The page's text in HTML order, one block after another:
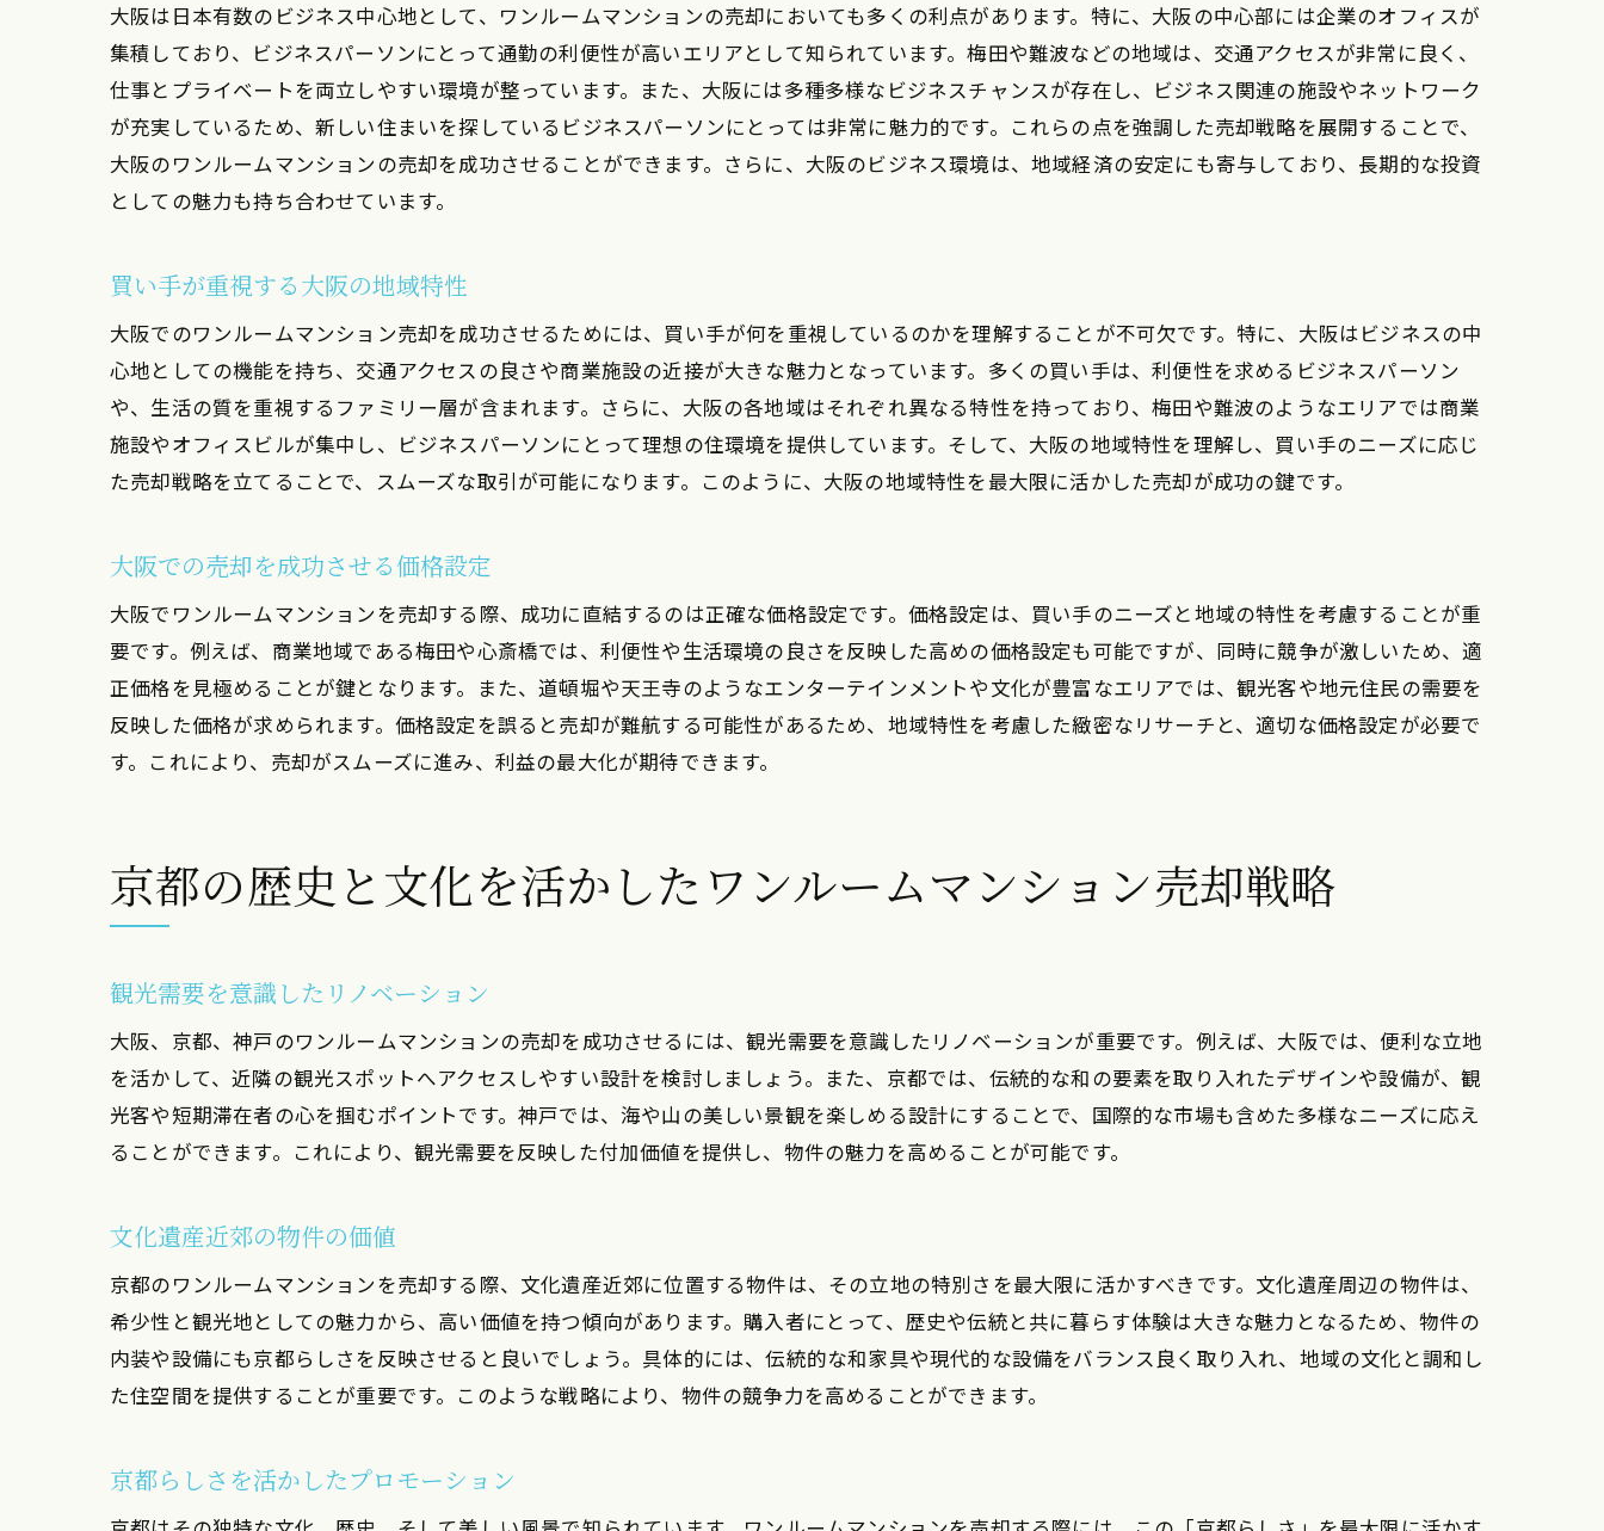
地域特性に基づくターゲティング
競合物件との差別化戦略
地域のイベントを活用した販売促進
売却前の物件価値向上のコツ
商業施設の近さがもたらす魅力
通勤時間を短縮する立地選び
ビジネスエリア近辺の需要分析
大阪特有の利便性を強調する広告
買い手のライフスタイルに応じた提案
学生向け物件のプロモーションポイント
周辺観光地を活用した差別化戦略
京都の教育機関との連携による売却
短期賃貸としての可能性の検討
多様な居住者層をターゲットにする
神戸のライフスタイルを提案する方法
地域の特色を活かした販売促進
住民の多国籍性を活用した戦略
大阪は日本有数のビジネス中心地として、ワンルームマンションの売却においても多くの利点があります。特に、大阪の中心部には企業のオフィスが
集積しており、ビジネスパーソンにとって通勤の利便性が高いエリアとして知られています。梅田や難波などの地域は、交通アクセスが非常に良く、
仕事とプライベートを両立しやすい環境が整っています。また、大阪には多種多様なビジネスチャンスが存在し、ビジネス関連の施設やネットワーク
が充実しているため、新しい住まいを探しているビジネスパーソンにとっては非常に魅力的です。これらの点を強調した売却戦略を展開することで、
大阪のワンルームマンションの売却を成功させることができます。さらに、大阪のビジネス環境は、地域経済の安定にも寄与しており、長期的な投資
としての魅力も持ち合わせています。
買い手が重視する大阪の地域特性
大阪でのワンルームマンション売却を成功させるためには、買い手が何を重視しているのかを理解することが不可欠です。特に、大阪はビジネスの中
心地としての機能を持ち、交通アクセスの良さや商業施設の近接が大きな魅力となっています。多くの買い手は、利便性を求めるビジネスパーソン
や、生活の質を重視するファミリー層が含まれます。さらに、大阪の各地域はそれぞれ異なる特性を持っており、梅田や難波のようなエリアでは商業
施設やオフィスビルが集中し、ビジネスパーソンにとって理想の住環境を提供しています。そして、大阪の地域特性を理解し、買い手のニーズに応じ
た売却戦略を立てることで、スムーズな取引が可能になります。このように、大阪の地域特性を最大限に活かした売却が成功の鍵です。
大阪での売却を成功させる価格設定
大阪でワンルームマンションを売却する際、成功に直結するのは正確な価格設定です。価格設定は、買い手のニーズと地域の特性を考慮することが重
要です。例えば、商業地域である梅田や心斎橋では、利便性や生活環境の良さを反映した高めの価格設定も可能ですが、同時に競争が激しいため、適
正価格を見極めることが鍵となります。また、道頓堀や天王寺のようなエンターテインメントや文化が豊富なエリアでは、観光客や地元住民の需要を
反映した価格が求められます。価格設定を誤ると売却が難航する可能性があるため、地域特性を考慮した緻密なリサーチと、適切な価格設定が必要で
す。これにより、売却がスムーズに進み、利益の最大化が期待できます。
京都の歴史と文化を活かしたワンルームマンション売却戦略
観光需要を意識したリノベーション
大阪、京都、神戸のワンルームマンションの売却を成功させるには、観光需要を意識したリノベーションが重要です。例えば、大阪では、便利な立地
を活かして、近隣の観光スポットへアクセスしやすい設計を検討しましょう。また、京都では、伝統的な和の要素を取り入れたデザインや設備が、観
光客や短期滞在者の心を掴むポイントです。神戸では、海や山の美しい景観を楽しめる設計にすることで、国際的な市場も含めた多様なニーズに応え
ることができます。これにより、観光需要を反映した付加価値を提供し、物件の魅力を高めることが可能です。
文化遺産近郊の物件の価値
京都のワンルームマンションを売却する際、文化遺産近郊に位置する物件は、その立地の特別さを最大限に活かすべきです。文化遺産周辺の物件は、
希少性と観光地としての魅力から、高い価値を持つ傾向があります。購入者にとって、歴史や伝統と共に暮らす体験は大きな魅力となるため、物件の
内装や設備にも京都らしさを反映させると良いでしょう。具体的には、伝統的な和家具や現代的な設備をバランス良く取り入れ、地域の文化と調和し
た住空間を提供することが重要です。このような戦略により、物件の競争力を高めることができます。
京都らしさを活かしたプロモーション